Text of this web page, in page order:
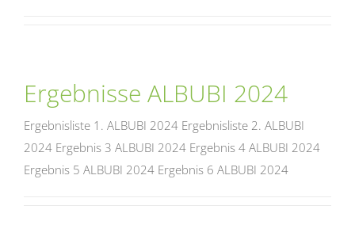
Ergebnisse ALBUBI 2024
Ergebnisliste 1. ALBUBI 2024 Ergebnisliste 2. ALBUBI
2024 Ergebnis 3 ALBUBI 2024 Ergebnis 4 ALBUBI 2024
Ergebnis 5 ALBUBI 2024 Ergebnis 6 ALBUBI 2024